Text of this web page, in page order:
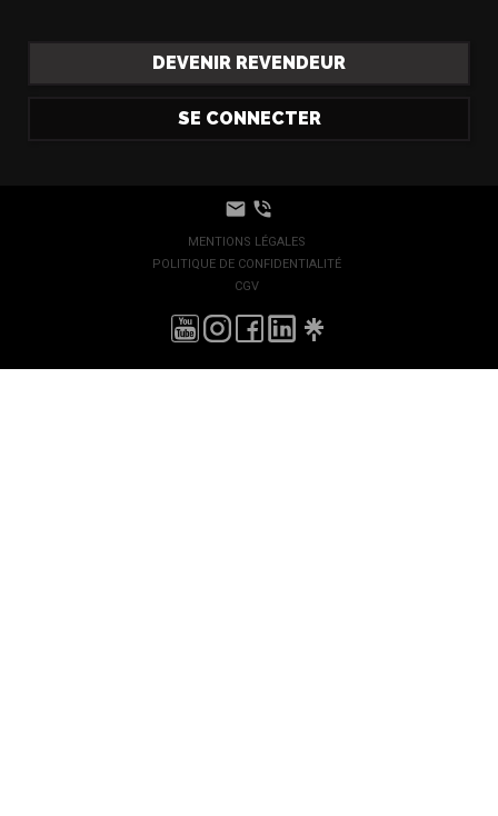
DEVENIR REVENDEUR
SE CONNECTER
email phone_in_talk
MENTIONS LÉGALES
POLITIQUE DE CONFIDENTIALITÉ
CGV